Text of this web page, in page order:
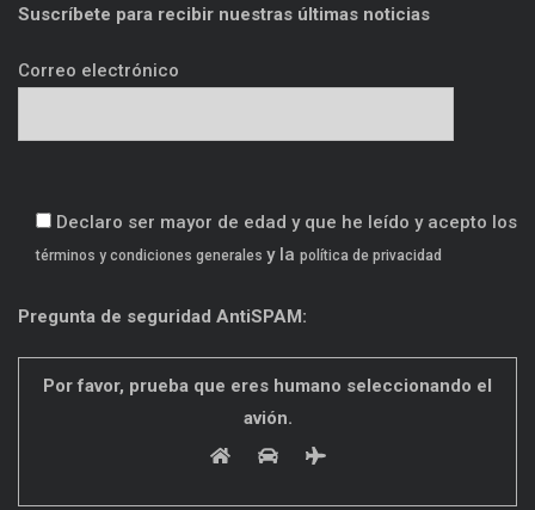
Suscríbete para recibir nuestras últimas noticias
Correo electrónico
Declaro ser mayor de edad y que he leído y acepto los
términos y condiciones generales y la política de privacidad
Pregunta de seguridad AntiSPAM:
Por favor, prueba que eres humano seleccionando el
avión.